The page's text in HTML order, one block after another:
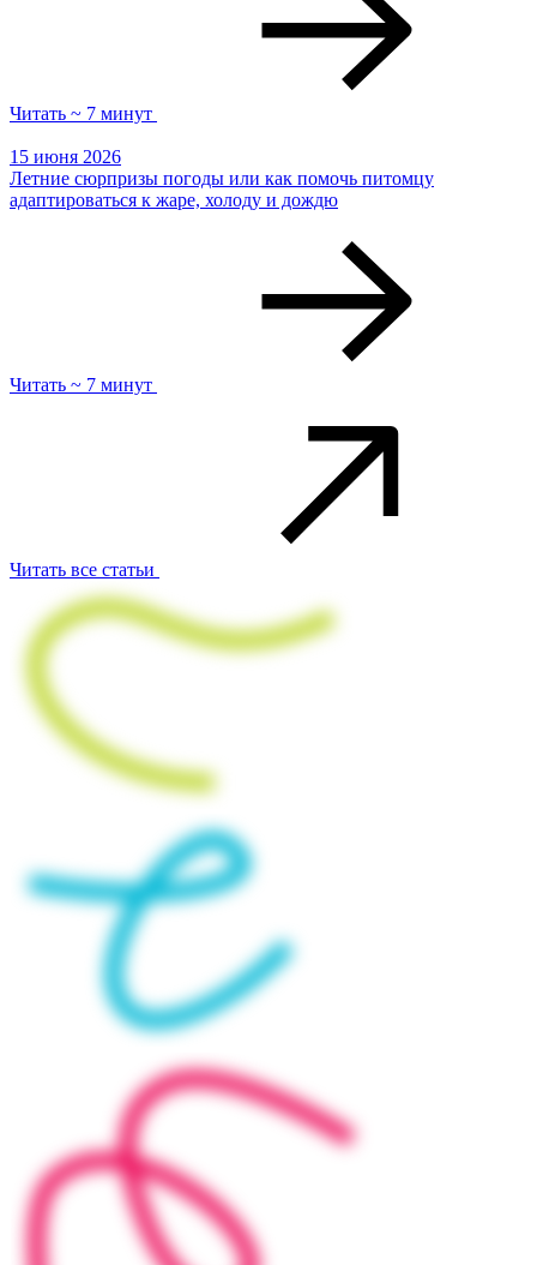
Читать ~ 7 минут
15 июня 2026
Летние сюрпризы погоды или как помочь питомцу
адаптироваться к жаре, холоду и дождю
Читать ~ 7 минут
Читать все статьи